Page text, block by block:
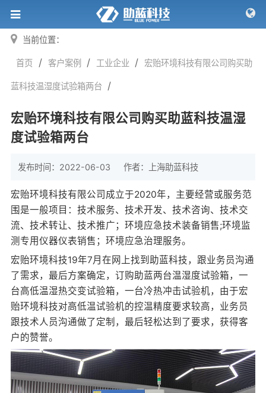
当前位置：
首页 / 客户案例 / 工业企业 / 宏贻环境科技有限公司购买助
蓝科技温湿度试验箱两台 /
宏贻环境科技有限公司购买助蓝科技温湿
度试验箱两台
发布时间：2022-06-03 作者： 上海助蓝科技
宏贻环境科技有限公司成立于2020年，主要经营或服务范
围是一般项目：技术服务、技术开发、技术咨询、技术交
流、技术转让、技术推广；环境应急技术装备销售;环境监
测专用仪器仪表销售；环境应急治理服务。
宏贻环境科技19年7月在网上找到助蓝科技，跟业务员沟通
了需求，最后方案确定，订购助蓝两台温湿度试验箱，一
台高低温湿热交变试验箱，一台冷热冲击试验机，由于宏
贻环境科技对高低温试验机的控温精度要求较高，业务员
跟技术人员沟通做了定制，最后轻松达到了要求，获得客
户的赞誉。